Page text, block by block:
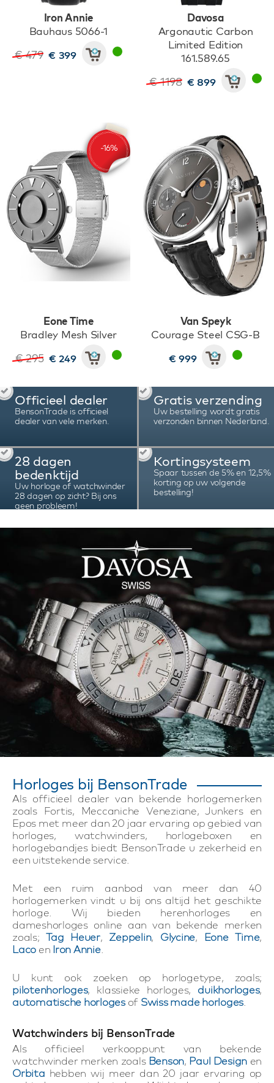
Iron Annie
Bauhaus 5066-1
€ 479 € 399
Davosa
Argonautic Carbon
Limited Edition
161.589.65
€ 1198 € 899
Eone Time
Bradley Mesh Silver
€ 295 € 249
Van Speyk
Courage Steel CSG-B
€ 999
Officieel dealer
BensonTrade is officieel
dealer van vele merken.
Gratis verzending
Uw bestelling wordt gratis
verzonden binnen Nederland.
28 dagen
bedenktijd
Uw horloge of watchwinder
28 dagen op zicht? Bij ons
geen probleem!
Kortingsysteem
Spaar tussen de 5% en 12,5%
korting op uw volgende
bestelling!
Horloges bij BensonTrade
Als officieel dealer van bekende horlogemerken
zoals Fortis, Meccaniche Veneziane, Junkers en
Epos met meer dan 20 jaar ervaring op gebied van
horloges, watchwinders, horlogeboxen en
horlogebandjes biedt BensonTrade u zekerheid en
een uitstekende service.
Met een ruim aanbod van meer dan 40
horlogemerken vindt u bij ons altijd het geschikte
horloge. Wij bieden herenhorloges en
dameshorloges online aan van bekende merken
zoals;Tag Heuer, Zeppelin, Glycine, Eone Time,
Laco en Iron Annie.
U kunt ook zoeken op horlogetype, zoals;
pilotenhorloges, klassieke horloges, duikhorloges,
automatische horlogesof Swiss made horloges
Watchwinders bij BensonTrade
Als officieel verkooppunt van bekende
watchwinder merken zoals Benson, Paul Design en
Orbita hebben wij meer dan 20 jaar ervaring op